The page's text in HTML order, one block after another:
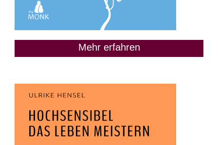
Mehr erfahren